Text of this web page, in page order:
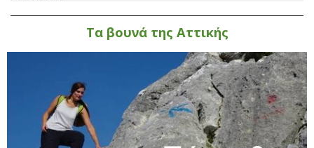
Τα βουνά της Αττικής